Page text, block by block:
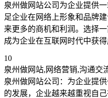
泉州做网站公司为企业提供
足企业在网络上形象和品牌
来更多的商机和利润。选择
成为企业在互联网时代中获得
10
泉州做网站,网络营销,沟通交
泉州做网站公司：为企业提
的发展，企业越来越重视自